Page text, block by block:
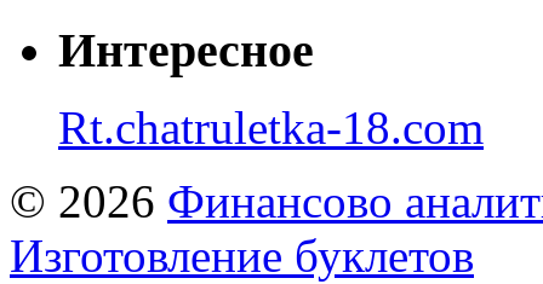
Интересное
Rt.chatruletka-18.com
© 2026 Финансово
Изготовление буклетов